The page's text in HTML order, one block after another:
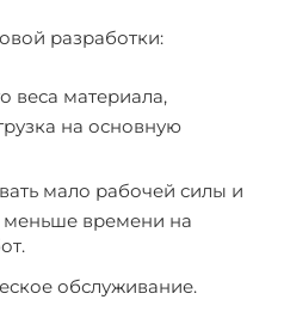
разработки:
веса материала,
на основную
мало рабочей силы и
меньше времени на
обслуживание.